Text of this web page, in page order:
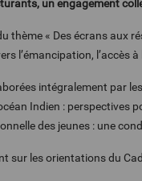
un engagement
thème « Des écrans aux
l’émancipation, l’accès
intégralement par
Indien : perspectives
des jeunes : une
sur les orientations du